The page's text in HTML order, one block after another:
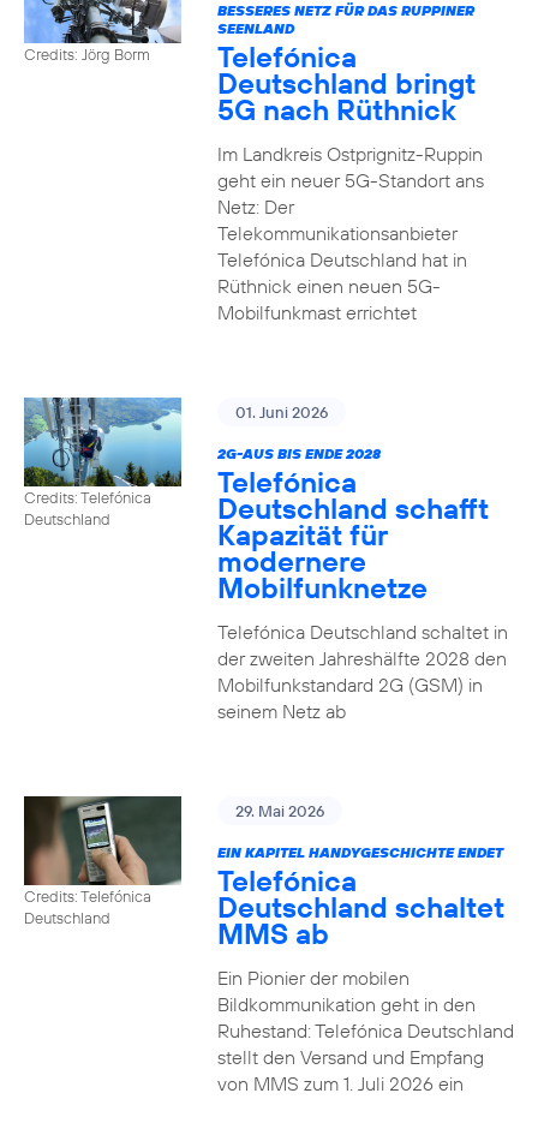
Credits: Jörg Borm
BESSERES NETZ FÜR DAS RUPPINER
SEENLAND
Telefónica
Deutschland bringt
5G nach Rüthnick
Im Landkreis Ostprignitz-Ruppin
geht ein neuer 5G-Standort ans
Netz: Der
Telekommunikationsanbieter
Telefónica Deutschland hat in
Rüthnick einen neuen 5G-
Mobilfunkmast errichtet
Credits: Telefónica
Deutschland
01. Juni 2026
2G-AUS BIS ENDE 2028
Telefónica
Deutschland schafft
Kapazität für
modernere
Mobilfunknetze
Telefónica Deutschland schaltet in
der zweiten Jahreshälfte 2028 den
Mobilfunkstandard 2G (GSM) in
seinem Netz ab
Credits: Telefónica
Deutschland
29. Mai 2026
EIN KAPITEL HANDYGESCHICHTE ENDET
Telefónica
Deutschland schaltet
MMS ab
Ein Pionier der mobilen
Bildkommunikation geht in den
Ruhestand: Telefónica Deutschland
stellt den Versand und Empfang
von MMS zum 1. Juli 2026 ein